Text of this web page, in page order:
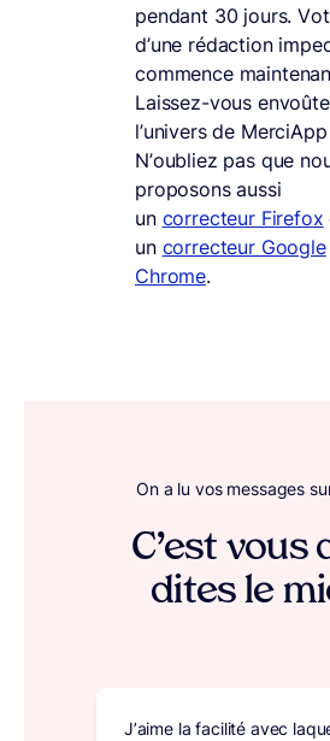
pendant 30 jours.
d’une rédaction
commence
Laissez-vous
l’univers de MerciApp
N’oubliez pas que
proposons aussi
un correcteur Firefox
un correcteur Google
Chrome.
On a lu vos messages
C’est vous
dites le
J’aime la facilité avec